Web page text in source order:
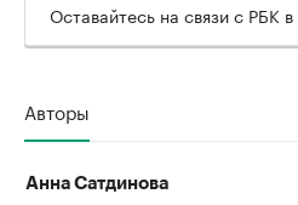
Оставайтесь на связи с РБК в
Авторы
Анна Сатдинова